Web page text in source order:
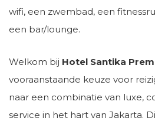
wifi, een zwembad, een
een bar/lounge.
Welkom bij Hotel Santika
vooraanstaande keuze voor
naar een combinatie van luxe,
service in het hart van Jakarta.